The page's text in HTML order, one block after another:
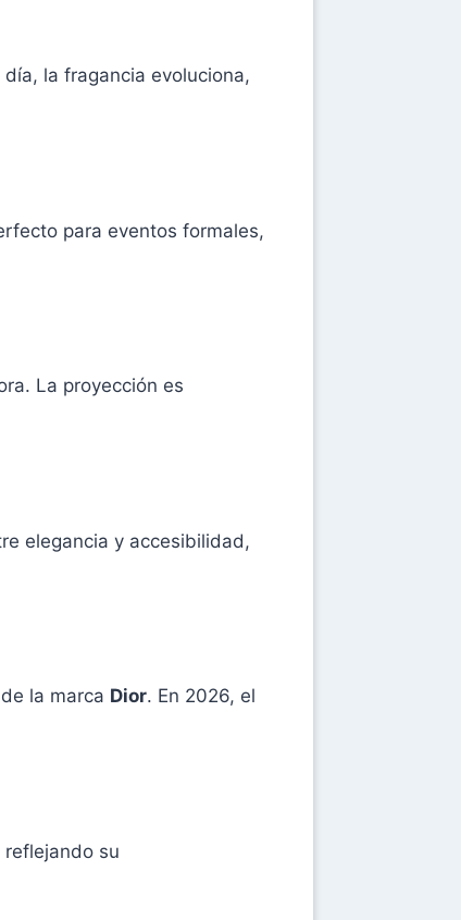
la fragancia evoluciona,
para eventos formales,
La proyección es
elegancia y accesibilidad,
la marca Dior. En 2026, el
su